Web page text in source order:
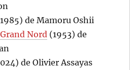
de Mamoru Oshii
Nord (1953) de
de Olivier Assayas